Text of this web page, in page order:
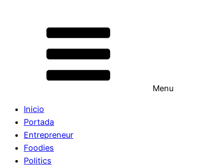
Menu
Inicio
Portada
Entrepreneur
Foodies
Politics